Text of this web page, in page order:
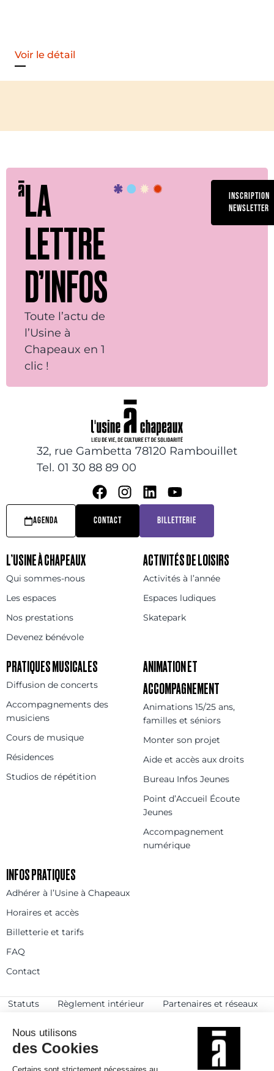
LA
LETTRE
D’INFOS
Toute l’actu de
l’Usine à
Chapeaux en 1
clic !
INSCRIPTION
NEWSLETTER
32, rue Gambetta 78120 Rambouillet
Tel. 01 30 88 89 00
AGENDA CONTACT BILLETTERIE
L’USINE À CHAPEAUX
Qui sommes-nous
Les espaces
Nos prestations
Devenez bénévole
ACTIVITÉS DE LOISIRS
Activités à l’année
Espaces ludiques
Skatepark
PRATIQUES MUSICALES
Diffusion de concerts
Accompagnements des
musiciens
Cours de musique
Résidences
Studios de répétition
ANIMATION ET
ACCOMPAGNEMENT
Animations 15/25 ans,
familles et séniors
Monter son projet
Aide et accès aux droits
Bureau Infos Jeunes
Point d’Accueil Écoute
Jeunes
Accompagnement
numérique
INFOS PRATIQUES
Adhérer à l’Usine à Chapeaux
Horaires et accès
Billetterie et tarifs
FAQ
Contact
Statuts Règlement intérieur
Partenaires et réseaux
© 2025
Politique de confidentialité
Mentions légales et crédits